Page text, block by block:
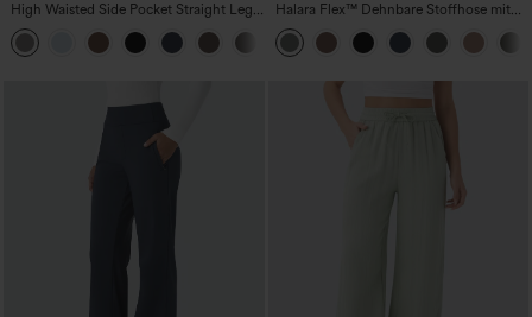
High Waisted Side Pocket Straight Leg
Work Pants
+23
Halara Flex™ Dehnbare Stoffhose mit
hohem Bund und Seitentasche hinten